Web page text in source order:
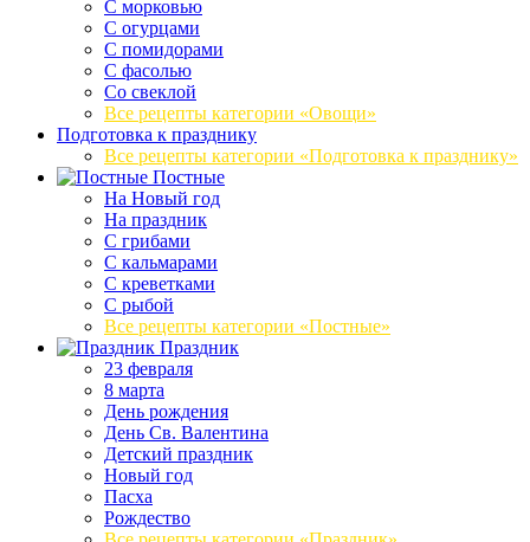
С морковью
С огурцами
С помидорами
С фасолью
Со свеклой
Все рецепты категории «Овощи»
Подготовка к празднику
Все рецепты категории «Подготовка к празднику»
Постные
На Новый год
На праздник
С грибами
С кальмарами
С креветками
С рыбой
Все рецепты категории «Постные»
Праздник
23 февраля
8 марта
День рождения
День Св. Валентина
Детский праздник
Новый год
Пасха
Рождество